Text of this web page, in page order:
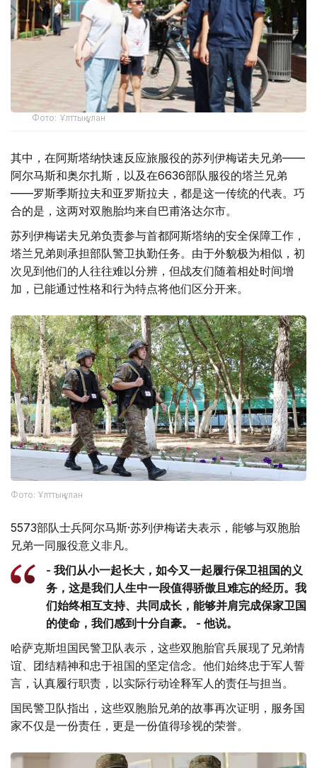
Фото: Ұлттық ұлан
其中，在阿斯塔纳快速反应旅服役的苏列伊梅诺夫兄弟——
阿尔马斯和奥尔扎斯，以及在6636部队服役的塔兰兄弟
——罗斯季斯拉夫和亚罗斯拉夫，都是这一传统的代表。巧
合的是，这两对双胞胎均来自巴甫洛达尔市。
苏列伊梅诺夫兄弟负责参与首都阿斯塔纳的安全保障工作，
塔兰兄弟则承担部队警卫执勤任务。由于外貌极为相似，初
次见到他们的人往往难以分辨，但战友们随着相处时间增
加，已能通过性格和行为特点将他们区分开来。
Фото: Ұлттық ұлан
5573部队士兵阿尔马斯·苏列伊梅诺夫表示，能够与双胞胎
兄弟一同服役意义非凡。
- 我们从小一起长大，如今又一起履行保卫祖国的义
务，这是我们人生中一段值得骄傲且难忘的经历。我
们始终相互支持、共同成长，能够并肩完成保家卫国
的使命，我们感到十分自豪。 - 他说。
哈萨克斯坦国民警卫队表示，这些双胞胎官兵展现了兄弟情
谊、团结精神和忠于祖国的坚定信念。他们始终忠于军人誓
言，认真履行职责，以实际行动诠释军人的责任与担当。
国民警卫队指出，这些双胞胎兄弟的故事再次证明，服务国
家不仅是一份责任，更是一份值得珍视的荣誉。